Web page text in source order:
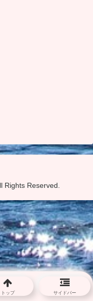
Rights Reserved.
トップ サイドバー